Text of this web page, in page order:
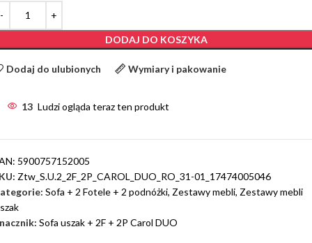
DODAJ DO KOSZYKA
Dodaj do ulubionych Wymiary i pakowanie
13 Ludzi ogląda teraz ten produkt
5900757152005
Ztw_S.U.2_2F_2P_CAROL_DUO_RO_31-01_17474005046
Sofa + 2 Fotele + 2 podnóżki, Zestawy mebli, Zestawy mebli
Sofa uszak + 2F + 2P Carol DUO